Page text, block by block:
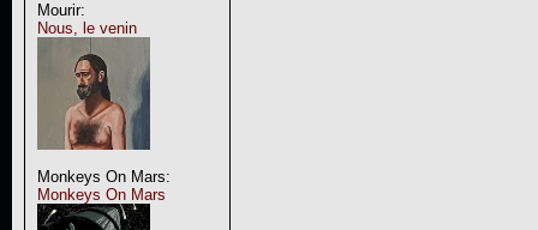
Mourir:
Nous, le venin
Monkeys On Mars:
Monkeys On Mars